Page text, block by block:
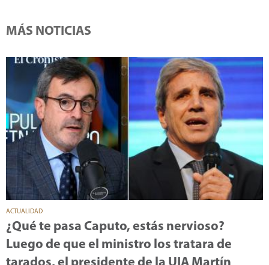
MÁS NOTICIAS
ACTUALIDAD
¿Qué te pasa Caputo, estás nervioso?
Luego de que el ministro los tratara de